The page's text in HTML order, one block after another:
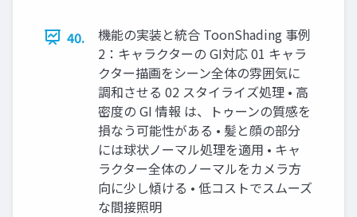
40.
機能の実装と統合 ToonShading 事例
2：キャラクターの GI対応 01 キャラ
クター描画をシーン全体の雰囲気に
調和させる 02 スタイライズ処理 • 高
密度の GI 情報 は、トゥーンの質感を
損なう可能性がある • 髪と顔の部分
には球状ノーマル処理を適用 • キャ
ラクター全体のノーマルをカメラ方
向に少し傾ける • 低コストでスムーズ
な間接照明